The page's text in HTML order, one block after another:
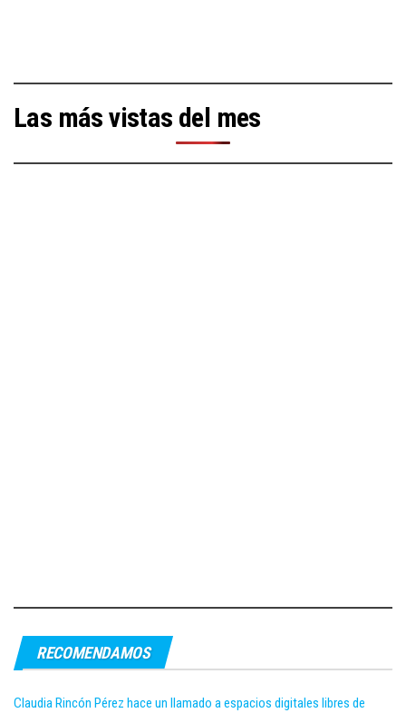
Las más vistas del mes
RECOMENDAMOS
Claudia Rincón Pérez hace un llamado a espacios digitales libres de